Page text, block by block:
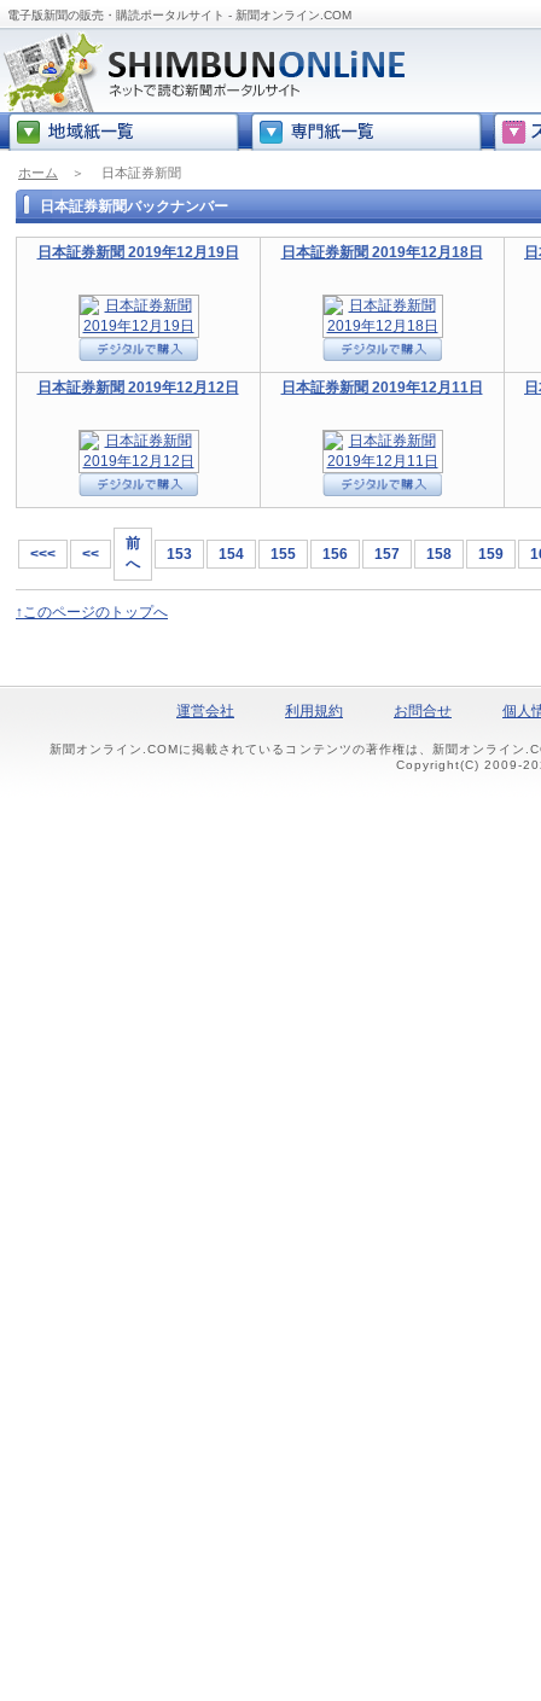
電子版新聞の販売・購読ポータルサイト - 新聞オンライン.COM
ホーム ＞ 日本証券新聞
日本証券新聞バックナンバー
日本証券新聞 2019年12月19日 日本証券新聞 2019年12月18日
日本証券新聞 2019年12月12日 日本証券新聞 2019年12月11日
<<< <<
前
へ
153 154 155 156 157 158 159
↑このページのトップへ
運営会社 利用規約 お問合せ 個人
新聞オンライン.COMに掲載されているコンテンツの著作権は、新聞オンライン
Copyright(C) 2009-